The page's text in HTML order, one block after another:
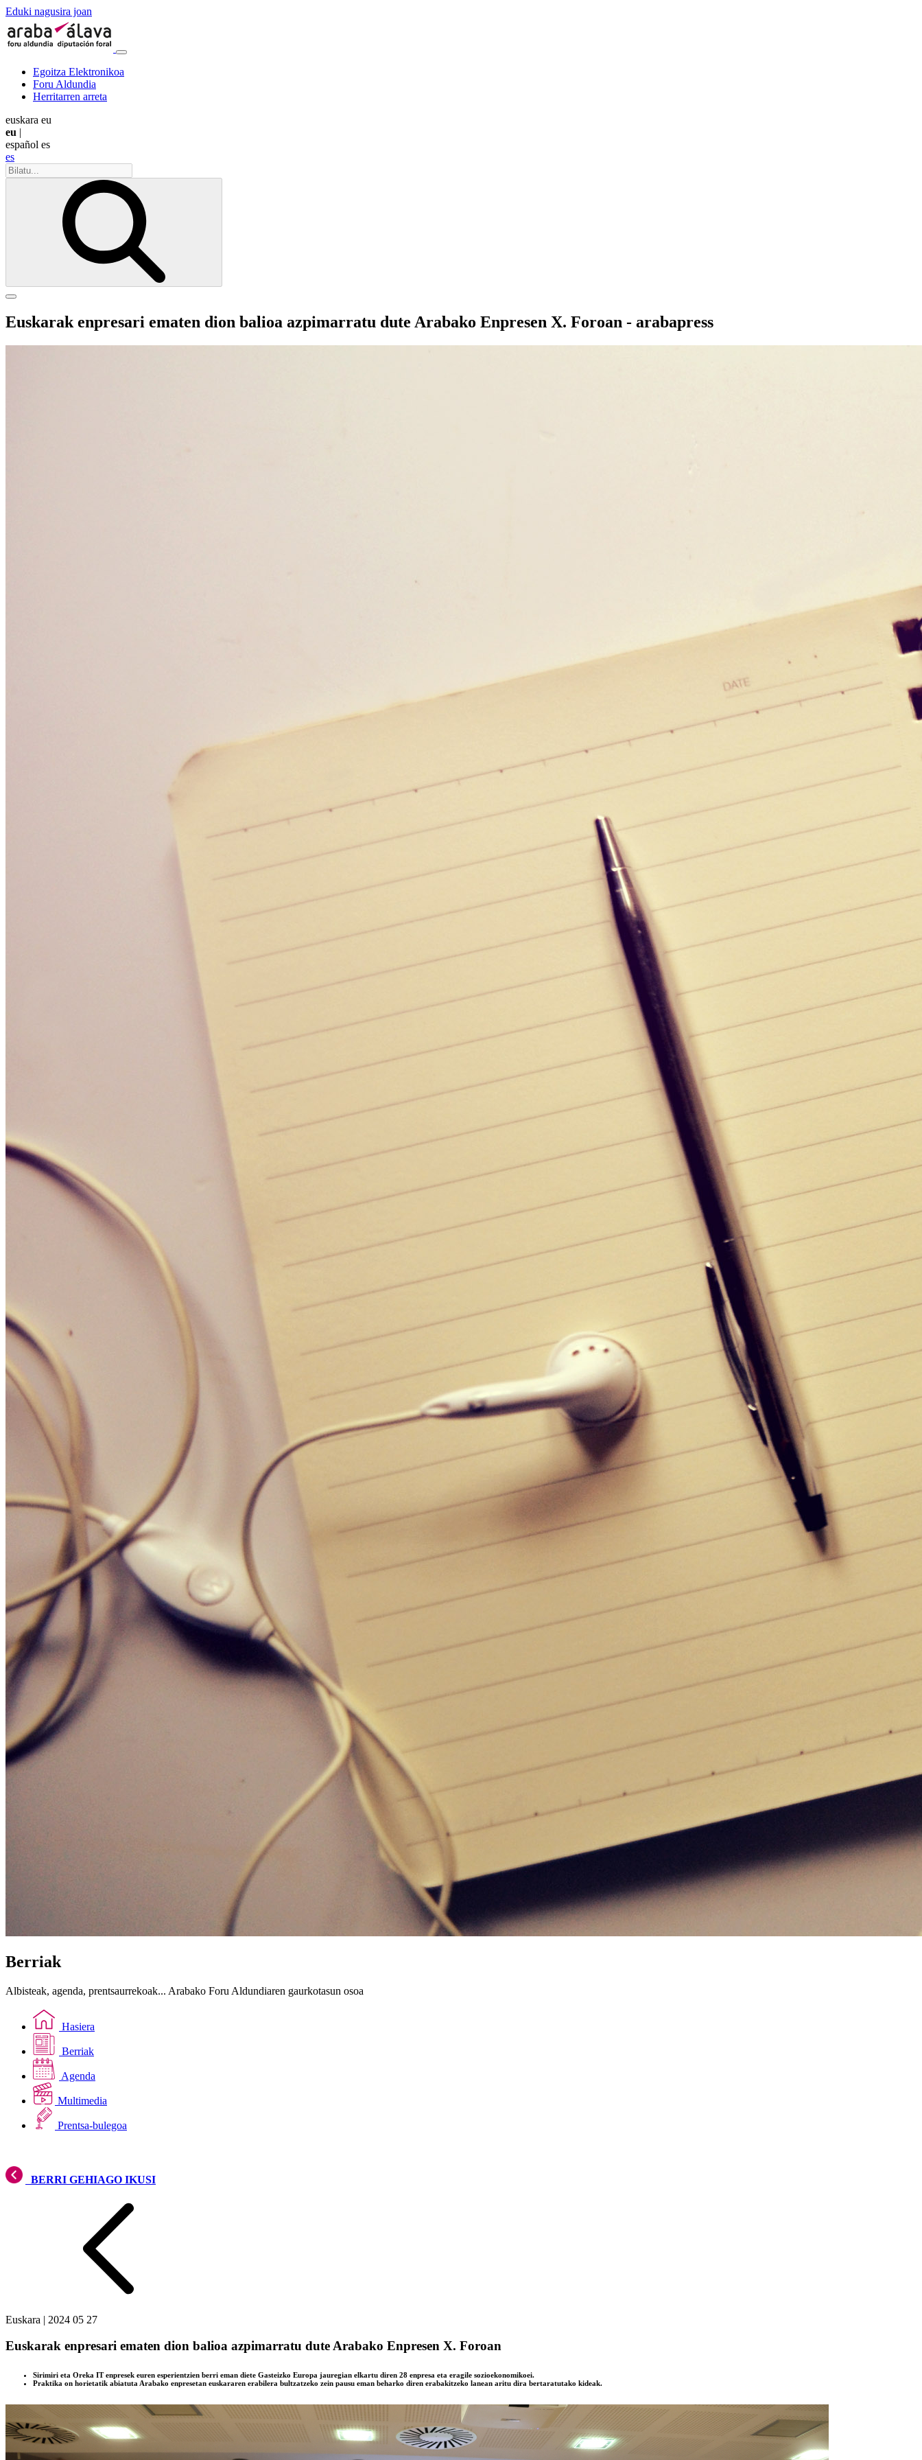
Eduki nagusira joan
Egoitza Elektronikoa
Foru Aldundia
Herritarren arreta
euskara eu
eu |
español es
es
Euskarak enpresari ematen dion balioa azpimarratu dute Arabako Enpresen X. Foroan - arabapress
Berriak
Albisteak, agenda, prentsaurrekoak... Arabako Foru Aldundiaren gaurkotasun osoa
Hasiera
Berriak
Agenda
Multimedia
Prentsa-bulegoa
BERRI GEHIAGO IKUSI
Euskara | 2024 05 27
Euskarak enpresari ematen dion balioa azpimarratu dute Arabako Enpresen X. Foroan
Sirimiri eta Oreka IT enpresek euren esperientzien berri eman diete Gasteizko Europa jauregian elkartu diren 28 enpresa eta eragile sozioekonomikoei.
Praktika on horietatik abiatuta Arabako enpresetan euskararen erabilera bultzatzeko zein pausu eman beharko diren erabakitzeko lanean aritu dira bertaratutako kideak.